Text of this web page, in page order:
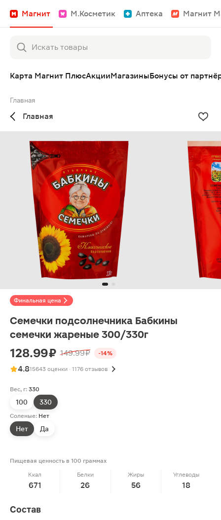
Магнит М.Косметик Аптека Магнит
Карта Магнит ПлюсАкцииМагазиныБонусы от
Главная
Главная
Финальная цена
Семечки подсолнечника Бабкины
семечки жареные 300/330г
128.99 ₽ 149.99 ₽ -14%
4.815643 оценки · 1176 отзывов
Вес, г: 330
100 330
Соленые: Нет
Нет Да
Пищевая ценность в 100 граммах
Ккал
671
Белки
26
Жиры
56
Углеводы
18
Состав